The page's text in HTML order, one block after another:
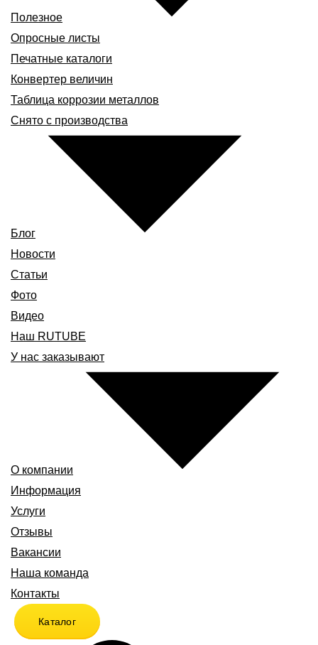
Полезное
Опросные листы
Печатные каталоги
Конвертер величин
Таблица коррозии металлов
Снято с производства
Блог
Новости
Статьи
Фото
Видео
Наш RUTUBE
У нас заказывают
О компании
Информация
Услуги
Отзывы
Вакансии
Наша команда
Контакты
Каталог